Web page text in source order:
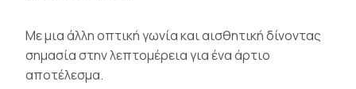
Με μια άλλη οπτική γωνία και αισθητική δίνοντας
σημασία στην λεπτομέρεια για ένα άρτιο
αποτέλεσμα.